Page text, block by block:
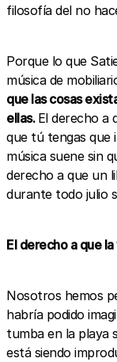
filosofía del no
Porque lo que
música de
que las cosas
ellas. El derecho a
que tú tengas que
música suene sin
derecho a que un
durante todo julio
El derecho a que
Nosotros hemos
habría podido
tumba en la playa
está siendo